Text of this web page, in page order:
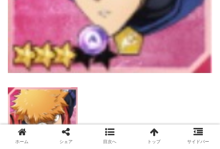
ホーム シェア 目次へ トップ サイドバー